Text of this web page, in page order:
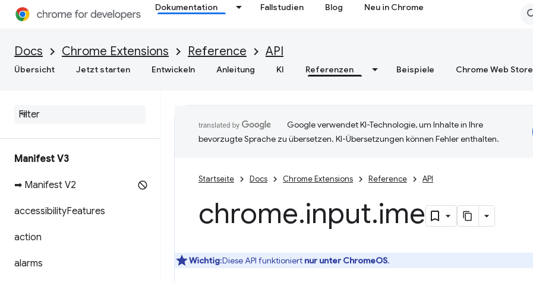
Dokumentation Fallstudien Blog Neu in Chrome
Docs Chrome Extensions Reference API
Übersicht Jetzt starten Entwickeln Anleitung KI Referenzen Beispiele Chrome Web Store
Manifest V3
➡ Manifest V2
accessibilityFeatures
action
alarms
Google verwendet KI-Technologie, um Inhalte in Ihre
bevorzugte Sprache zu übersetzen. KI-Übersetzungen können Fehler enthalten.
Startseite Docs Chrome Extensions Reference API
chrome.input.ime
Wichtig:Diese API funktioniert nur unter ChromeOS.